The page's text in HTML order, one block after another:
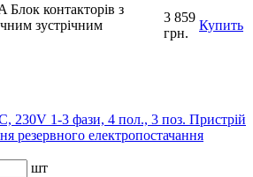
Блок контакторів з
зустрічним
3 859
грн.
Купить
230V 1-3 фази, 4 пол., 3 поз. Пристрій
резервного електропостачання
шт